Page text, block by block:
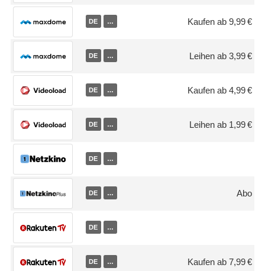
DE … Kaufen ab 9,99 €
DE … Leihen ab 3,99 €
DE … Kaufen ab 4,99 €
DE … Leihen ab 1,99 €
DE …
DE … Abo
DE …
DE … Kaufen ab 7,99 €